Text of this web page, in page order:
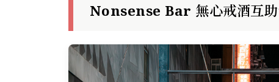
Nonsense Bar 無心戒酒互助